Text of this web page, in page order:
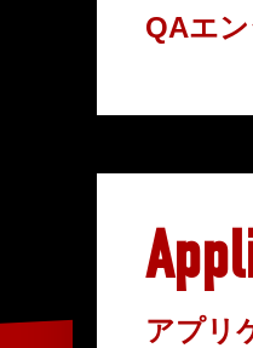
QAエ
アプリ